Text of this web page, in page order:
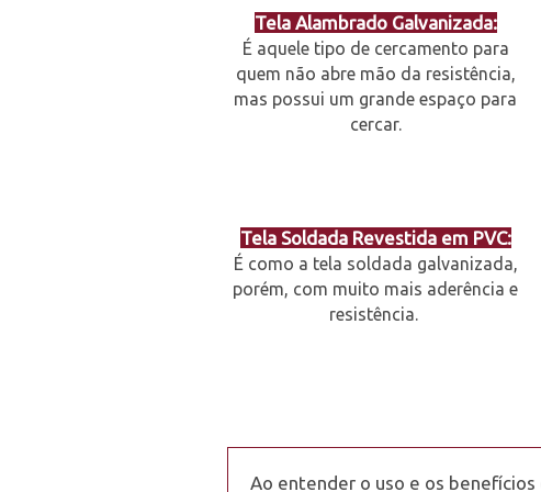
Tela Alambrado Galvanizada:
É aquele tipo de cercamento para
quem não abre mão da resistência,
mas possui um grande espaço para
cercar.
Tela Soldada Revestida em PVC:
É como a tela soldada galvanizada,
porém, com muito mais aderência e
resistência.
Ao entender o uso e os